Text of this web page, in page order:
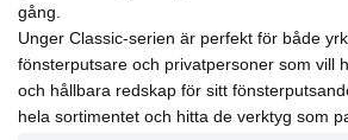
gång.
Unger Classic-serien är perfekt för både
fönsterputsare och privatpersoner som vill
och hållbara redskap för sitt
hela sortimentet och hitta de verktyg som